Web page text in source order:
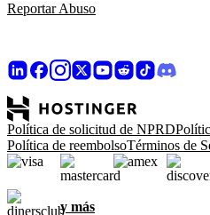
Reportar Abuso
Política de solicitud de NPRD
Política de reembolsoTérminos de
y más